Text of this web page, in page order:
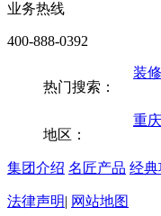
业务热线
400-888-0392
热门搜索：
装
地区：
重庆
集团介绍 名匠产品 经典
法律声明| 网站地图